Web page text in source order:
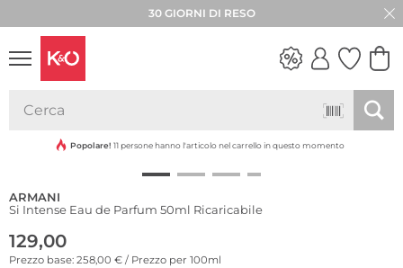
30 GIORNI DI RESO
VIBES
Popolare! 11 persone hanno l'articolo nel carrello in questo momento
ARMANI
Si Intense Eau de Parfum 50ml Ricaricabile
129,00
Prezzo base: 258,00 € / Prezzo per 100ml